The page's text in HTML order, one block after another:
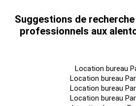
Suggestions de
professionnels aux
Location bureau
Location bureau
Location bureau
Location bureau